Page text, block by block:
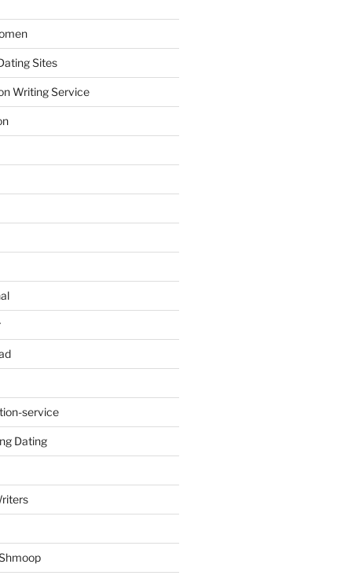
Sites
Writing Service
service
Dating